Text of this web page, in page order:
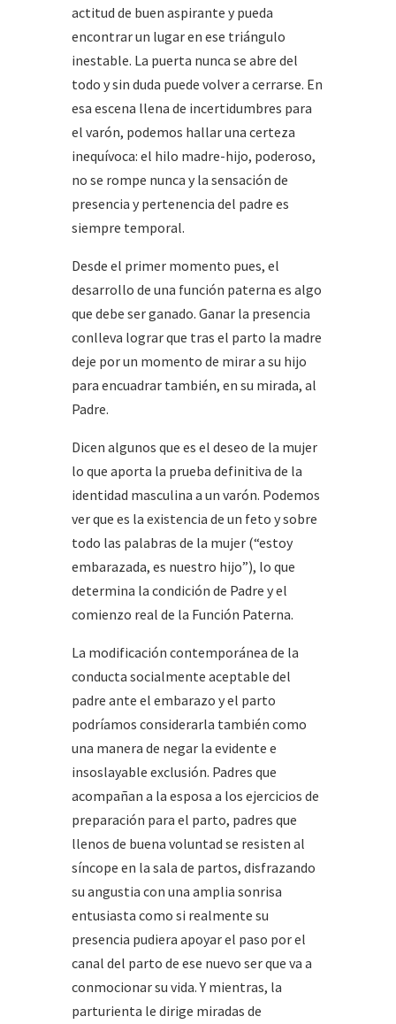
actitud de buen aspirante y pueda
encontrar un lugar en ese triángulo
inestable. La puerta nunca se abre del
todo y sin duda puede volver a cerrarse. En
esa escena llena de incertidumbres para
el varón, podemos hallar una certeza
inequívoca: el hilo madre-hijo, poderoso,
no se rompe nunca y la sensación de
presencia y pertenencia del padre es
siempre temporal.
Desde el primer momento pues, el
desarrollo de una función paterna es algo
que debe ser ganado. Ganar la presencia
conlleva lograr que tras el parto la madre
deje por un momento de mirar a su hijo
para encuadrar también, en su mirada, al
Padre.
Dicen algunos que es el deseo de la mujer
lo que aporta la prueba definitiva de la
identidad masculina a un varón. Podemos
ver que es la existencia de un feto y sobre
todo las palabras de la mujer (“estoy
embarazada, es nuestro hijo”), lo que
determina la condición de Padre y el
comienzo real de la Función Paterna.
La modificación contemporánea de la
conducta socialmente aceptable del
padre ante el embarazo y el parto
podríamos considerarla también como
una manera de negar la evidente e
insoslayable exclusión. Padres que
acompañan a la esposa a los ejercicios de
preparación para el parto, padres que
llenos de buena voluntad se resisten al
síncope en la sala de partos, disfrazando
su angustia con una amplia sonrisa
entusiasta como si realmente su
presencia pudiera apoyar el paso por el
canal del parto de ese nuevo ser que va a
conmocionar su vida. Y mientras, la
parturienta le dirige miradas de